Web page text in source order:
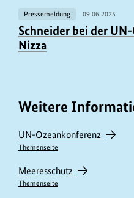
Pressemeldung 09.06.2025
Schneider bei der
Nizza
Weitere
UN-Ozeankonferenz
Themenseite
Meeresschutz
Themenseite